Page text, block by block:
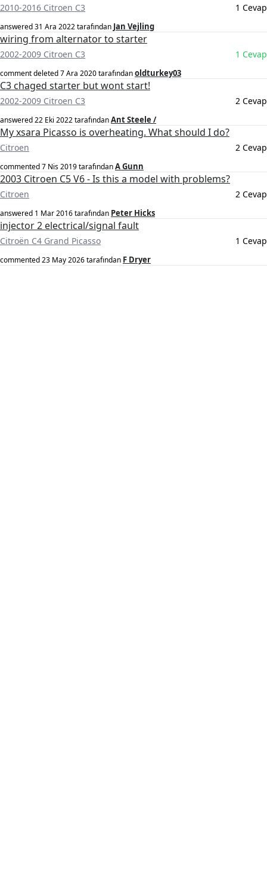
2010-2016 Citroen C3 1 Cevap
answered31 Ara 2022tarafından Jan Vejling
wiring from alternator to starter
2002-2009 Citroen C3 1 Cevap
comment deleted7 Ara 2020tarafındanoldturkey03
C3 chaged starter but wont start!
2002-2009 Citroen C3 2 Cevap
answered22 Eki 2022tarafındanAnt Steele /
My xsara Picasso is overheating. What should I do?
Citroen 2 Cevap
commented7 Nis 2019tarafındanA Gunn
2003 Citroen C5 V6 - Is this a model with problems?
Citroen 2 Cevap
answered 1 Mar 2016tarafından Peter Hicks
injector 2 electrical/signal fault
Citroën C4 Grand Picasso 1 Cevap
commented23 May 2026tarafından F Dryer